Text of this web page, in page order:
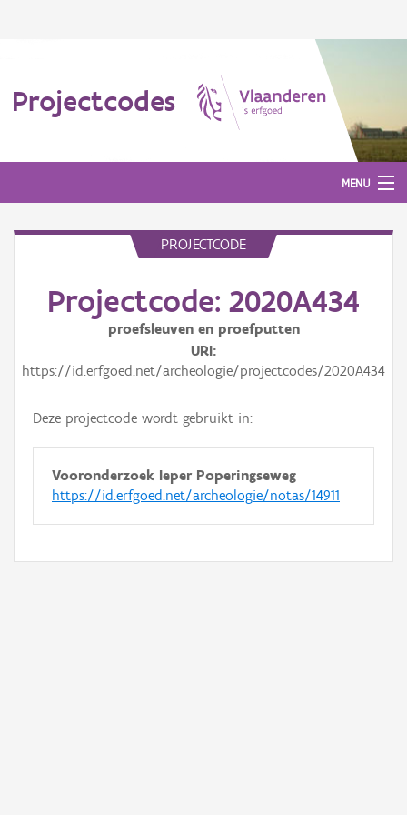
Projectcodes
MENU
PROJECTCODE
Projectcode: 2020A434
proefsleuven en proefputten
URI
https://id.erfgoed.net/archeologie/projectcodes/2020A434
Deze projectcode wordt gebruikt in:
Vooronderzoek Ieper Poperingseweg
https://id.erfgoed.net/archeologie/notas/14911